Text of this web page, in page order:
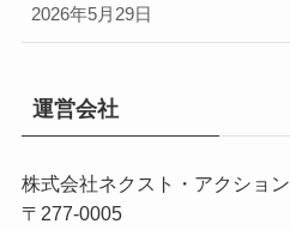
2026年5月29日
運営会社
株式会社ネクスト・アクション
〒277-0005